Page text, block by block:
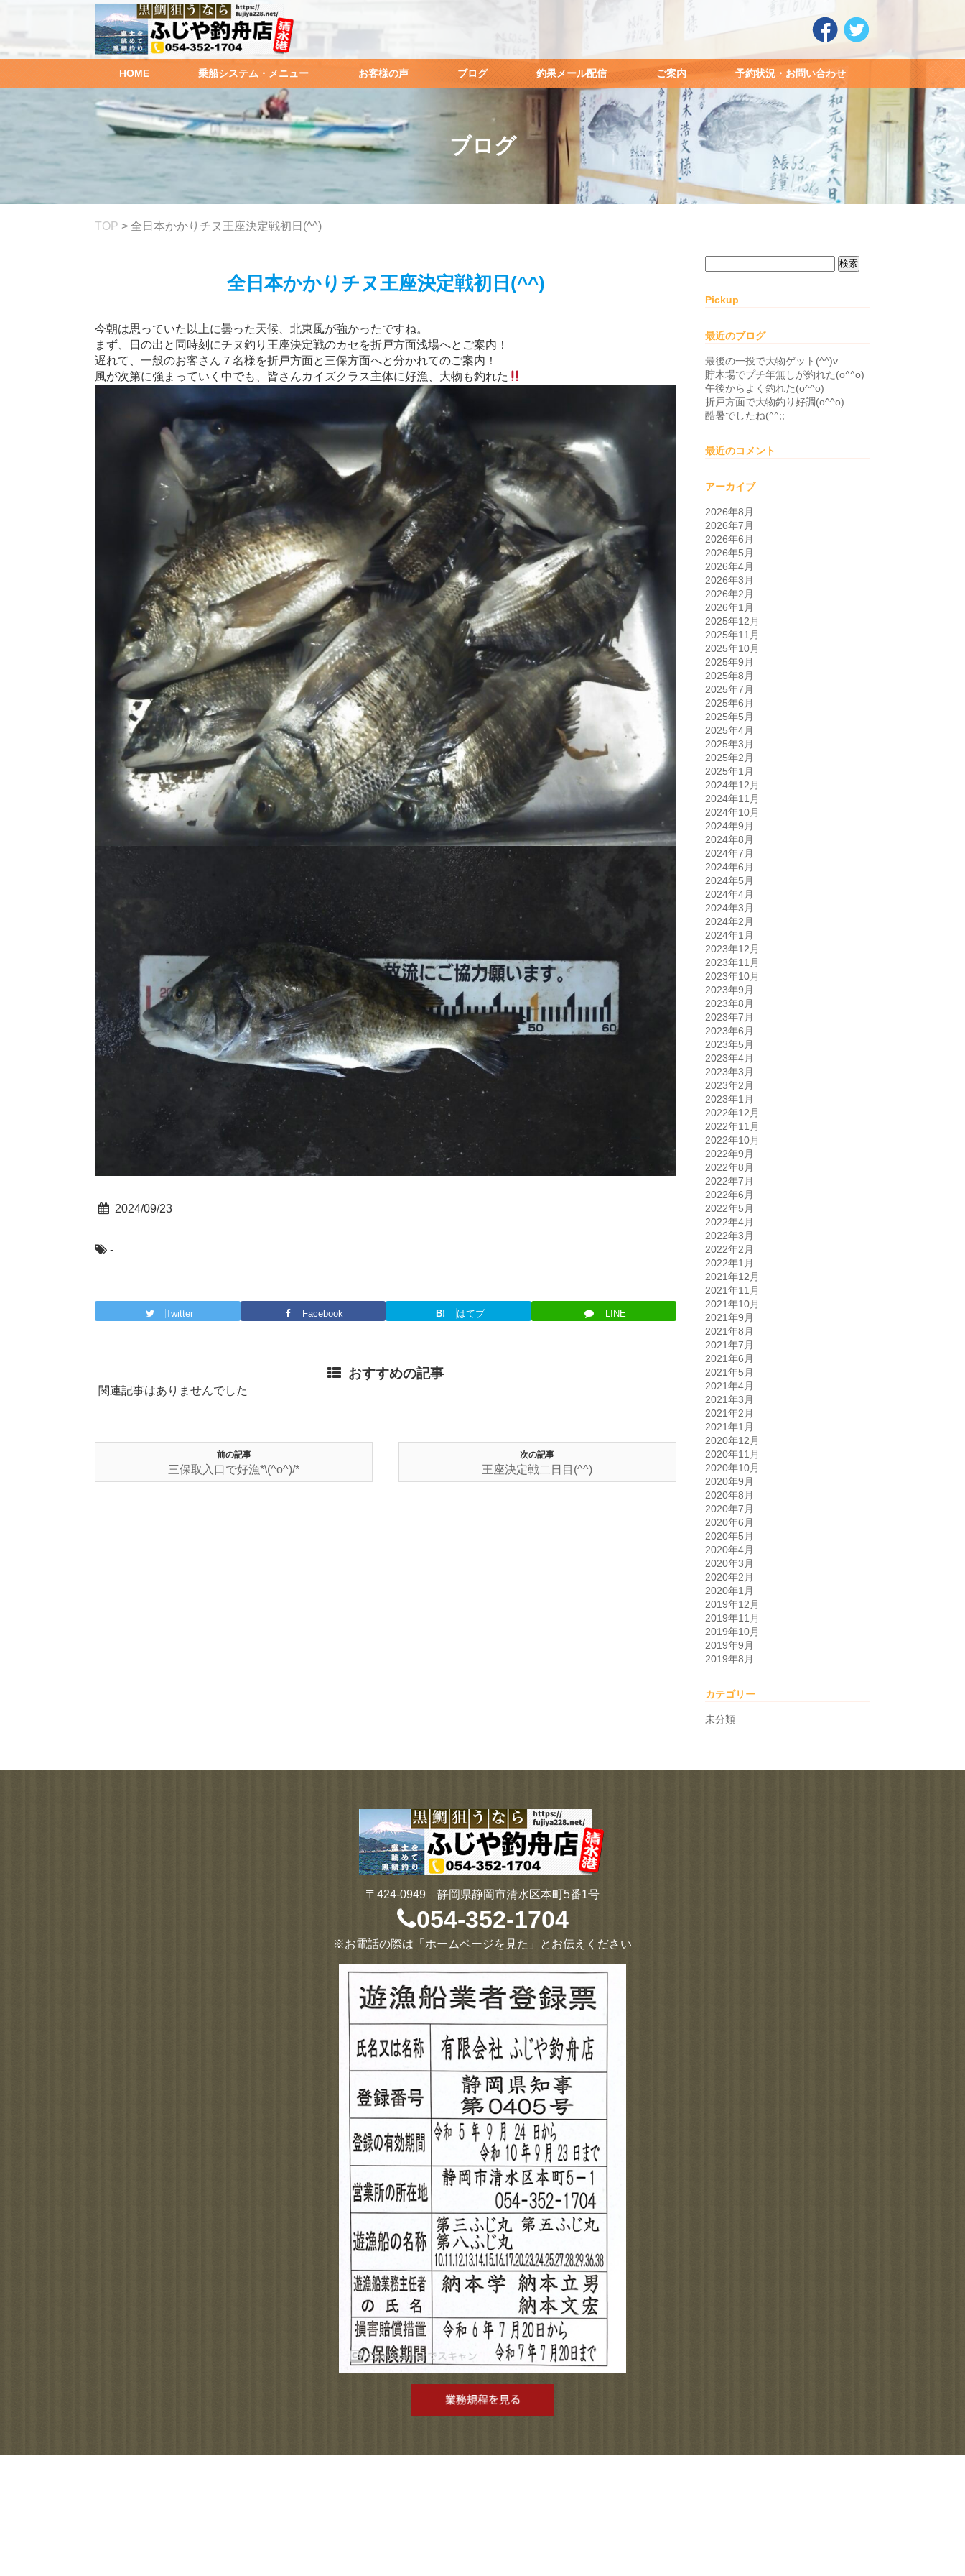
HOME 乗船システム・メニュー お客様の声 ブログ 釣果メール配信 ご案内 予約状況・お問い合わせ
ブログ
TOP > 全日本かかりチヌ王座決定戦初日(^^)
全日本かかりチヌ王座決定戦初日(^^)
今朝は思っていた以上に曇った天候、北東風が強かったですね。
まず、日の出と同時刻にチヌ釣り王座決定戦のカセを折戸方面浅場へとご案内！
遅れて、一般のお客さん７名様を折戸方面と三保方面へと分かれてのご案内！
風が次第に強まっていく中でも、皆さんカイズクラス主体に好漁、大物も釣れた
2024/09/23
-
Twitter Facebook B! はてブ LINE
おすすめの記事
関連記事はありませんでした
前の記事
三保取入口で好漁*\(^o^)/*
次の記事
王座決定戦二日目(^^)
索:
Pickup
最近のブログ
最後の一投で大物ゲット(^^)v
貯木場でプチ年無しが釣れた(o^^o)
午後からよく釣れた(o^^o)
折戸方面で大物釣り好調(o^^o)
酷暑でしたね(^^;;
最近のコメント
アーカイブ
2026年8月
2026年7月
2026年6月
2026年5月
2026年4月
2026年3月
2026年2月
2026年1月
2025年12月
2025年11月
2025年10月
2025年9月
2025年8月
2025年7月
2025年6月
2025年5月
2025年4月
2025年3月
2025年2月
2025年1月
2024年12月
2024年11月
2024年10月
2024年9月
2024年8月
2024年7月
2024年6月
2024年5月
2024年4月
2024年3月
2024年2月
2024年1月
2023年12月
2023年11月
2023年10月
2023年9月
2023年8月
2023年7月
2023年6月
2023年5月
2023年4月
2023年3月
2023年2月
2023年1月
2022年12月
2022年11月
2022年10月
2022年9月
2022年8月
2022年7月
2022年6月
2022年5月
2022年4月
2022年3月
2022年2月
2022年1月
2021年12月
2021年11月
2021年10月
2021年9月
2021年8月
2021年7月
2021年6月
2021年5月
2021年4月
2021年3月
2021年2月
2021年1月
2020年12月
2020年11月
2020年10月
2020年9月
2020年8月
2020年7月
2020年6月
2020年5月
2020年4月
2020年3月
2020年2月
2020年1月
2019年12月
2019年11月
2019年10月
2019年9月
2019年8月
カテゴリー
未分類
〒424-0949 静岡県静岡市清水区本町5番1号
054-352-1704
※お電話の際は「ホームページを見た」とお伝えください